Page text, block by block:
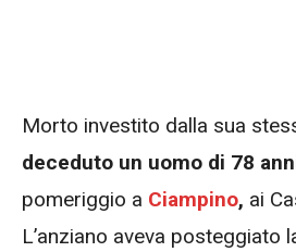
Morto investito dalla sua
deceduto un uomo di 78
pomeriggio a Ciampino, ai
L’anziano aveva posteggiato